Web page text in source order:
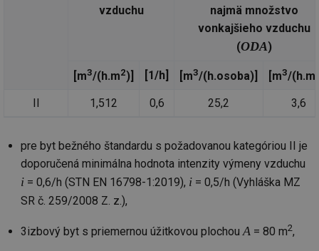
vzduchu
najmä množstvo
vonkajšieho vzduchu
(ODA)
[m3/(h.m2)] [1/h] [m3/(h.osoba)] [m3/(h.m
II 1,512 0,6 25,2 3,6
pre byt bežného štandardu s požadovanou kategóriou II je
doporučená minimálna hodnota intenzity výmeny vzduchu
i = 0,6/h (STN EN 16798-1:2019), i = 0,5/h (Vyhláška MZ
SR č. 259/2008 Z. z.),
3izbový byt s priemernou úžitkovou plochouA = 80 m2,